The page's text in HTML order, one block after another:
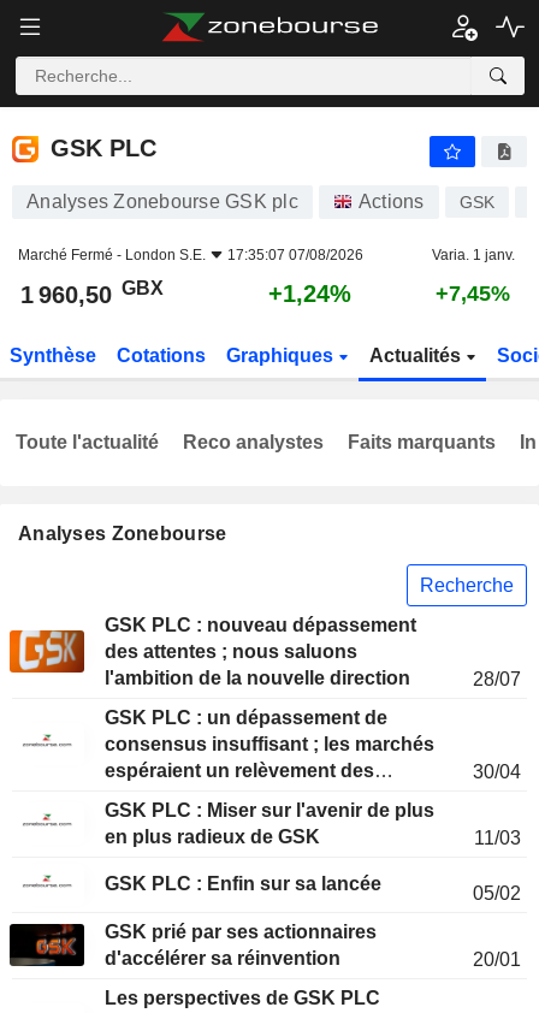
GSK PLC
GSK PLC
Analyses Zonebourse GSK plc Actions GSK
Marché Fermé - London S.E. 17:35:07 07/08/2026 Varia. 1 janv.
1 960,50 GBX +1,24% +7,45%
Synthèse Cotations Graphiques Actualités
Analyses Zonebourse
Recherche
GSK PLC : nouveau dépassement
des attentes ; nous saluons
l'ambition de la nouvelle direction
28/07
GSK PLC : un dépassement de
consensus insuffisant ; les marchés
espéraient un relèvement des
30/04
GSK PLC : Miser sur l'avenir de plus
en plus radieux de GSK
11/03
GSK PLC : Enfin sur sa lancée
05/02
GSK prié par ses actionnaires
d'accélérer sa réinvention
20/01
Les perspectives de GSK PLC
Toute l'actualité Reco analystes Faits marquants